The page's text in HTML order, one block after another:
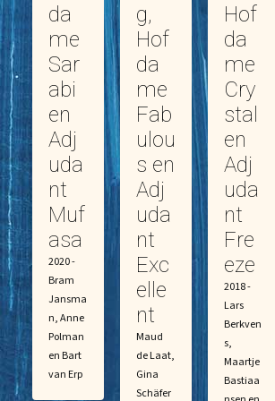
da
me
Sar
abi
en
Adj
uda
nt
Muf
asa
2020 -
Bram
Jansma
n, Anne
Polman
en Bart
van Erp
g,
Hof
da
me
Fab
ulou
s en
Adj
uda
nt
Exc
elle
nt
Maud
de Laat,
Gina
Schäfer
Hof
da
me
Cry
stal
en
Adj
uda
nt
Fre
eze
2018 -
Lars
Berkven
s,
Maartje
Bastiaa